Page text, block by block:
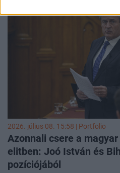
második, központi napján,
külügyminiszterrel és Ruszin-
2026. július 08. 15:58 | Portfolio
Azonnali csere a
elitben: Joó István és
pozíciójából